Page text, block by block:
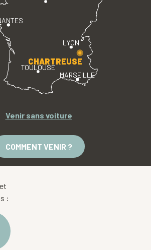
LYON
TOULOUSE
MARSEILLE
CHARTREUSE
Venir sans voiture
COMMENT VENIR ?
: